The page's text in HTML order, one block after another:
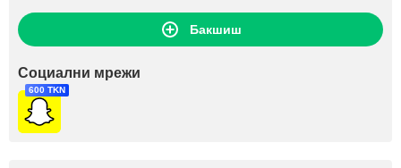
Бакшиш
Социални мрежи
600 TKN